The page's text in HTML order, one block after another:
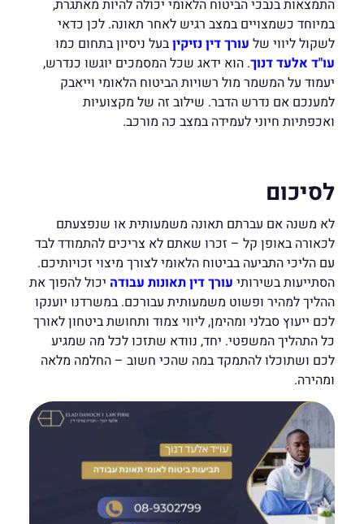
התמצאות בנבכי הביטוח הלאומי יכולה להיות מאתגרת,
במיוחד כשמצויים במצב רגיש לאחר תאונה. לכן כדאי
לשקול ליווי של עורך דין נזיקיןבעל ניסיון בתחום כמו
עו"ד אלעד דנוך. הוא ידאג שכל המסמכים יוגשו כנדרש,
יעמוד על המשמר מול רשויות הביטוח הלאומי וייאבק
למענכם אם נדרש הדבר. שילוב זה של מקצועיות
ואכפתיות חיוני לעמידה במצב כה מורכב.
לסיכום
לא משנה אם עברתם תאונה משמעותית או שנפצעתם
לכאורה באופן קל – זכרו שאתם לא צריכים להתמודד לבד
עם הליכי התביעה בביטוח הלאומי לצורך מיצוי זכויותיכם.
הסתייעות בשירותי עורך דין תאונות עבודה יכול להפוך את
ההליך למהיר ופשוט משמעותית עבורכם. במשרדנו יוענקו
לכם ייעוץ סבלני ומהימן, ליווי צמוד ותחושת ביטחון לאורך
כל התהליך המשפטי. יחד, נוודא שתזכו לכל מה שמגיע
לכם ושתוכלו להתמקד במה שהכי חשוב – החלמה מלאה
ומהירה.